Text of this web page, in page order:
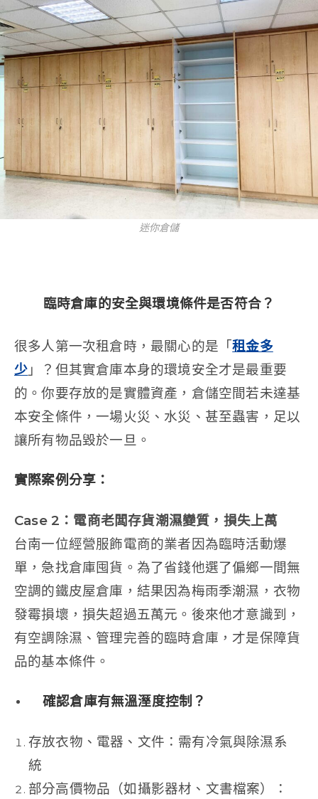
迷你倉儲
臨時倉庫的安全與環境條件是否符合？
很多人第一次租倉時，最關心的是「租金多
少 」？但其實倉庫本身的環境安全才是最重要
的。你要存放的是實體資產，倉儲空間若未達基
本安全條件，一場火災、水災、甚至蟲害，足以
讓所有物品毀於一旦。
實際案例分享：
Case 2 ：電商老闆存貨潮濕變質，損失上萬
台南一位經營服飾電商的業者因為臨時活動爆
單，急找倉庫囤貨。為了省錢他選了偏鄉一間無
空調的鐵皮屋倉庫，結果因為梅雨季潮濕，衣物
發霉損壞，損失超過五萬元。後來他才意識到，
有空調除濕、管理完善的臨時倉庫，才是保障貨
品的基本條件。
確認倉庫有無溫溼度控制？
存放衣物、電器、文件：需有冷氣與除濕系
統
部分高價物品（如攝影器材、文書檔案）：